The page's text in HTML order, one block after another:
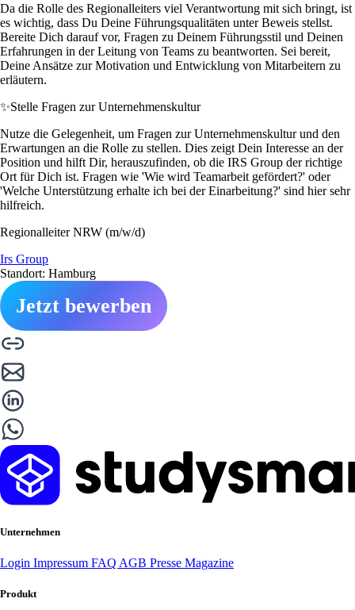
Da die Rolle des Regionalleiters viel Verantwortung mit sich bringt, ist
es wichtig, dass Du Deine Führungsqualitäten unter Beweis stellst.
Bereite Dich darauf vor, Fragen zu Deinem Führungsstil und Deinen
Erfahrungen in der Leitung von Teams zu beantworten. Sei bereit,
Deine Ansätze zur Motivation und Entwicklung von Mitarbeitern zu
erläutern.
✨Stelle Fragen zur Unternehmenskultur
Nutze die Gelegenheit, um Fragen zur Unternehmenskultur und den
Erwartungen an die Rolle zu stellen. Dies zeigt Dein Interesse an der
Position und hilft Dir, herauszufinden, ob die IRS Group der richtige
Ort für Dich ist. Fragen wie 'Wie wird Teamarbeit gefördert?' oder
'Welche Unterstützung erhalte ich bei der Einarbeitung?' sind hier sehr
hilfreich.
Regionalleiter NRW (m/w/d)
Irs Group
Standort: Hamburg
Jetzt bewerben
Unternehmen
Login Impressum FAQ AGB Presse Magazine
Produkt